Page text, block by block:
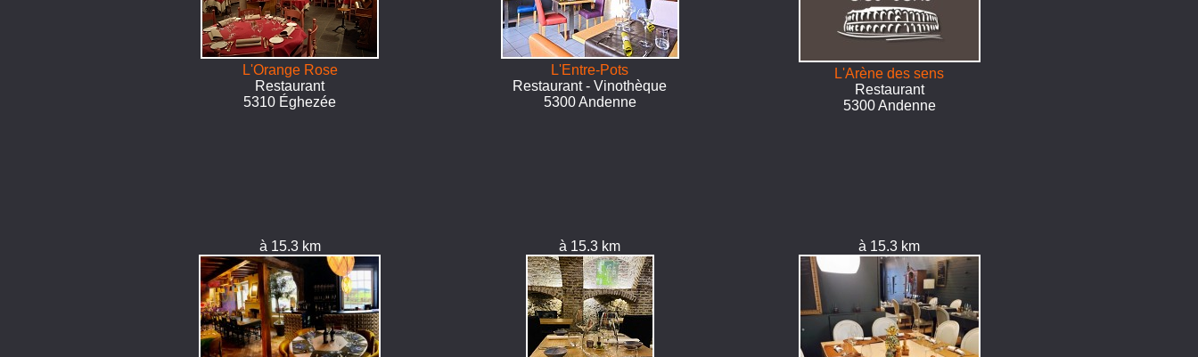
L'Orange Rose
Restaurant
5310 Éghezée
L'Entre-Pots
Restaurant - Vinothèque
5300 Andenne
L'Arène des sens
Restaurant
5300 Andenne
à 15.3 km à 15.3 km à 15.3 km